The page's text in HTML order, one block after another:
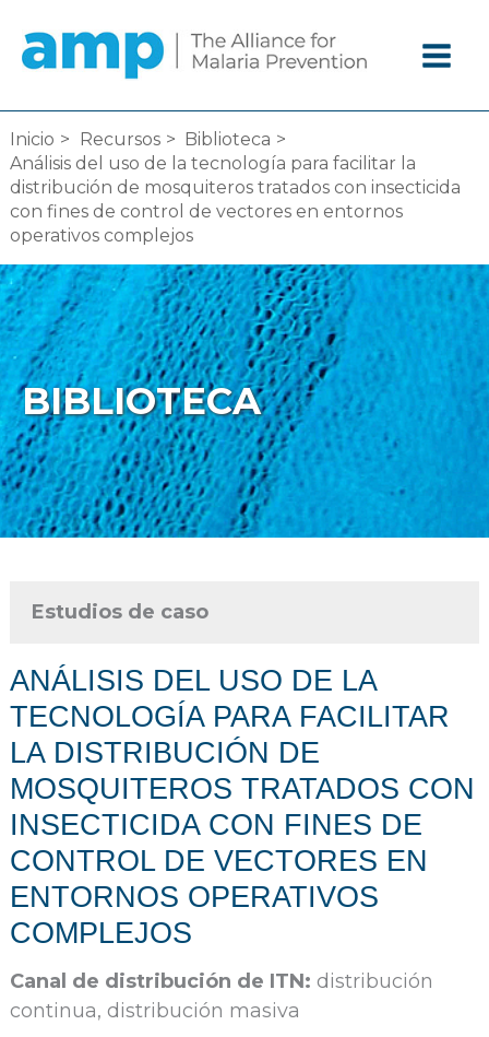
contenido
Inicio Recursos
Biblioteca
Análisis del uso de la tecnología para facilitar la
distribución de mosquiteros tratados con insecticida
con fines de control de vectores en entornos
operativos complejos
BIBLIOTECA
Estudios de caso
ANÁLISIS DEL USO DE LA
TECNOLOGÍA PARA FACILITAR
LA DISTRIBUCIÓN DE
MOSQUITEROS TRATADOS CON
INSECTICIDA CON FINES DE
CONTROL DE VECTORES EN
ENTORNOS OPERATIVOS
COMPLEJOS
Canal de distribución de ITN: distribución
continua, distribución masiva